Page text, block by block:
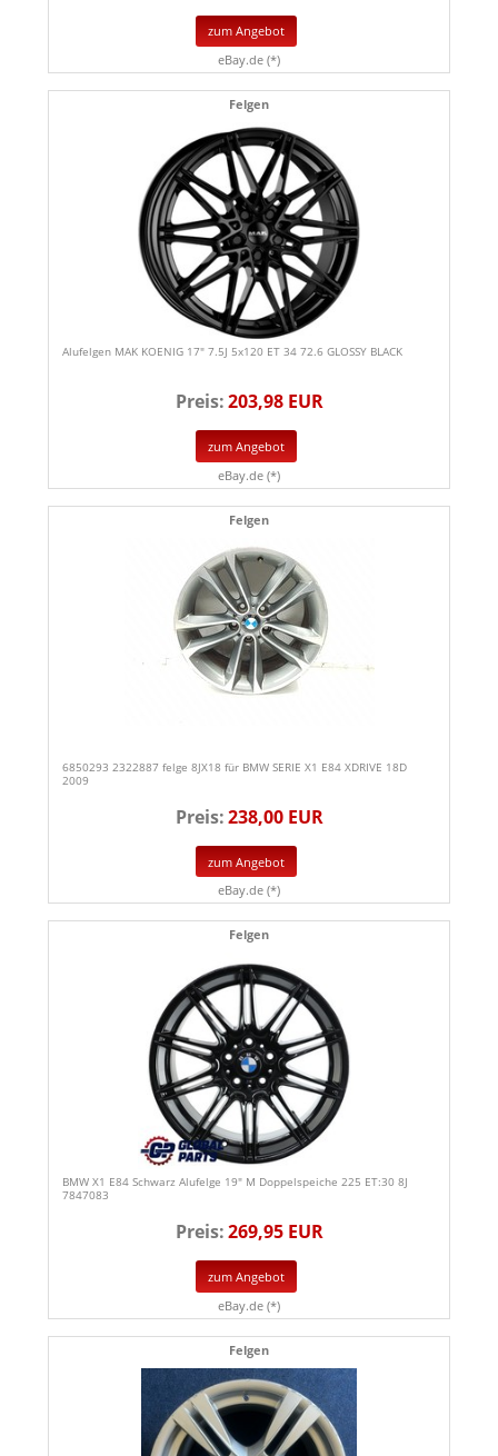
zum Angebot
eBay.de (*)
Felgen
Alufelgen MAK KOENIG 17" 7.5J 5x120 ET 34 72.6 GLOSSY BLACK
Preis:203,98 EUR
zum Angebot
eBay.de (*)
Felgen
6850293 2322887 felge 8JX18 für BMW SERIE X1 E84 XDRIVE 18D
2009
Preis:238,00 EUR
zum Angebot
eBay.de (*)
Felgen
BMW X1 E84 Schwarz Alufelge 19" M Doppelspeiche 225 ET:30 8J
7847083
Preis:269,95 EUR
zum Angebot
eBay.de (*)
Felgen